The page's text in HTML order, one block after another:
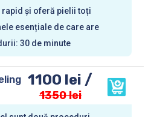
rapid și oferă pielii toți
esențiale de care are
30 de minute
1100 lei /
1350 lei